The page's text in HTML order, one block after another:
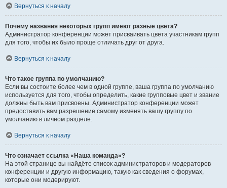
Вернуться к началу
Почему названия некоторых групп имеют разные цвета?
Администратор конференции может присваивать цвета участникам групп
для того, чтобы их было проще отличать друг от друга.
Вернуться к началу
Что такое группа по умолчанию?
Если вы состоите более чем в одной группе, ваша группа по умолчанию
используется для того, чтобы определить, какие групповые цвет и звание
должны быть вам присвоены. Администратор конференции может
предоставить вам разрешение самому изменять вашу группу по
умолчанию в личном разделе.
Вернуться к началу
Что означает ссылка «Наша команда»?
На этой странице вы найдёте список администраторов и модераторов
конференции и другую информацию, такую как сведения о форумах,
которые они модерируют.